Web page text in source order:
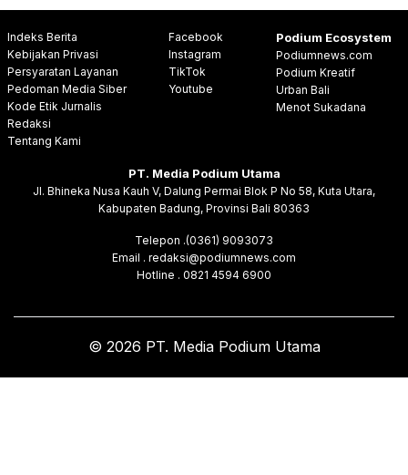
Indeks Berita
Kebijakan Privasi
Persyaratan Layanan
Pedoman Media Siber
Kode Etik Jurnalis
Redaksi
Tentang Kami
Facebook
Instagram
TikTok
Youtube
Podium Ecosystem
Podiumnews.com
Podium Kreatif
Urban Bali
Menot Sukadana
PT. Media Podium Utama
Jl. Bhineka Nusa Kauh V, Dalung Permai Blok P No 58, Kuta Utara,
Kabupaten Badung, Provinsi Bali 80363
Telepon .(0361) 9093073
Email . redaksi@podiumnews.com
Hotline . 0821 4594 6900
© 2026 PT. Media Podium Utama